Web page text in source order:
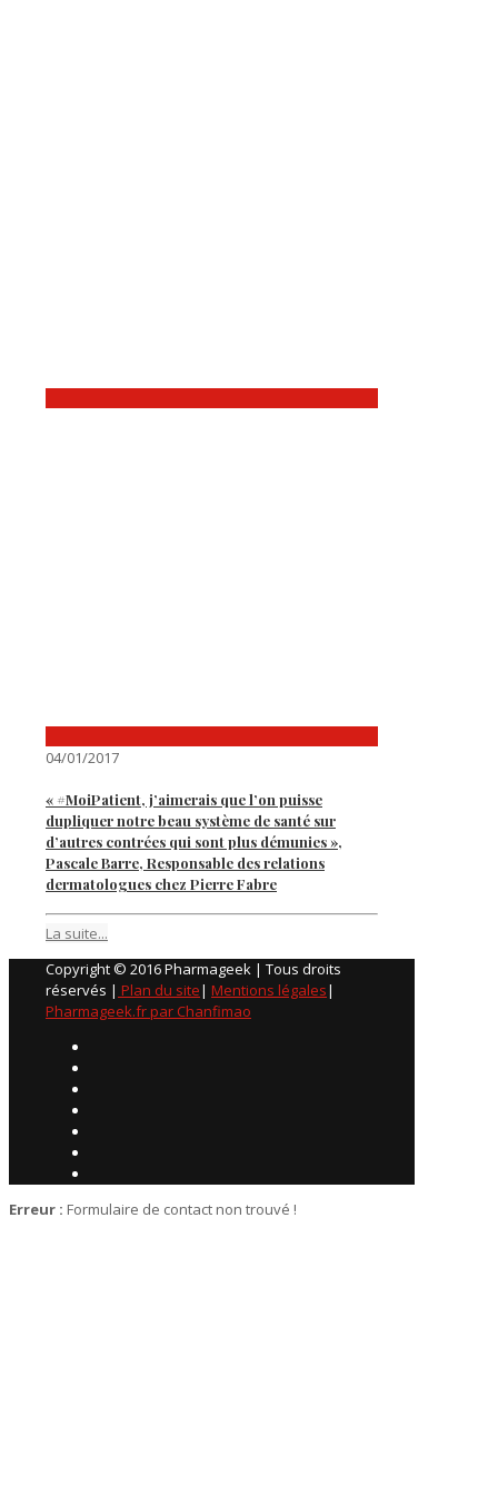
04/01/2017
« #MoiPatient, j’aimerais que l’on puisse
dupliquer notre beau système de santé sur
d’autres contrées qui sont plus démunies »,
Pascale Barre, Responsable des relations
dermatologues chez Pierre Fabre
La suite...
Copyright © 2016 Pharmageek | Tous droits
réservés | Plan du site| Mentions légales|
Pharmageek.fr par Chanfimao
Erreur : Formulaire de contact non trouvé !